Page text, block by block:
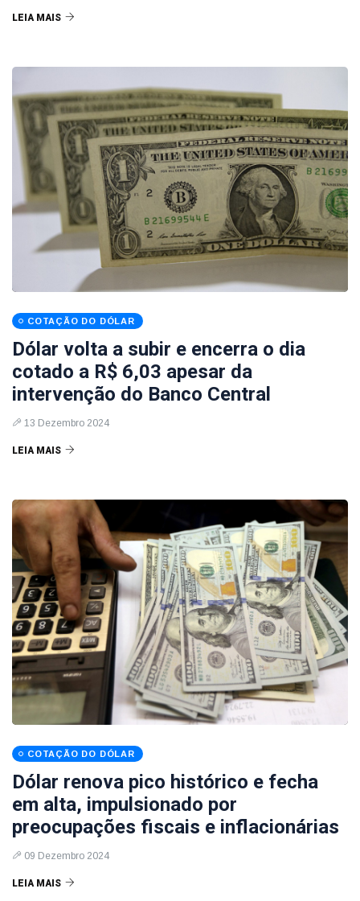
LEIA MAIS
COTAÇÃO DO DÓLAR
Dólar volta a subir e encerra o dia
cotado a R$ 6,03 apesar da
intervenção do Banco Central
13 Dezembro 2024
LEIA MAIS
COTAÇÃO DO DÓLAR
Dólar renova pico histórico e fecha
em alta, impulsionado por
preocupações fiscais e inflacionárias
09 Dezembro 2024
LEIA MAIS